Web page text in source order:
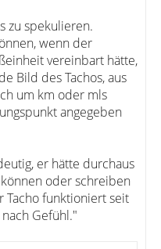
zu spekulieren.
wenn der
vereinbart hätte,
Bild des Tachos, aus
um km oder mls
angegeben
er hätte durchaus
oder schreiben
Tacho funktioniert seit
Gefühl."